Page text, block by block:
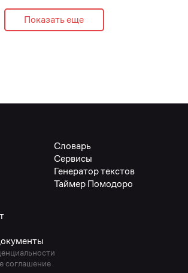
Показать еще
Словарь
Сервисы
Генератор текстов
Таймер Помодоро
соглашение